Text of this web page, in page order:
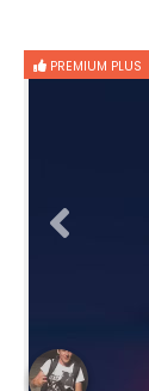
PREMIUM PLUS